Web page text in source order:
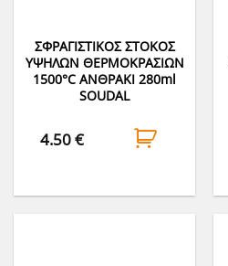
ΣΦΡΑΓΙΣΤΙΚΟΣ ΣΤΟΚΟΣ
ΥΨΗΛΩΝ ΘΕΡΜΟΚΡΑΣΙΩΝ
1500°C ΑΝΘΡΑΚΙ 280ml
SOUDAL
4.50€